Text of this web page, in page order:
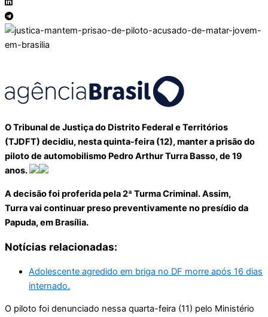
O Tribunal de Justiça do Distrito Federal e Territórios
(TJDFT) decidiu, nesta quinta-feira (12), manter a prisão do
piloto de automobilismo Pedro Arthur Turra Basso, de 19
anos.
A decisão foi proferida pela 2ª Turma Criminal. Assim,
Turra vai continuar preso preventivamente no presídio da
Papuda, em Brasília.
Notícias relacionadas:
Adolescente agredido em briga no DF morre após 16 dias
internado.
O piloto foi denunciado nessa quarta-feira (11) pelo Ministério